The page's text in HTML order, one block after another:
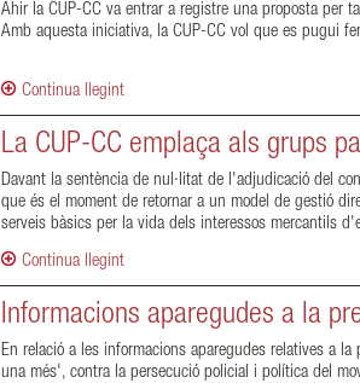
Ahir la CUP-CC va entrar a registre una proposta per
Amb aquesta iniciativa, la CUP-CC vol que es pugui
Continua llegint
La CUP-CC emplaça als grups
Davant la sentència de nul·litat de l'adjudicació del
que és el moment de retornar a un model de gestió
serveis bàsics per la vida dels interessos mercantils
Continua llegint
Informacions aparegudes a la
En relació a les informacions aparegudes relatives a
una més', contra la persecució policial i política del